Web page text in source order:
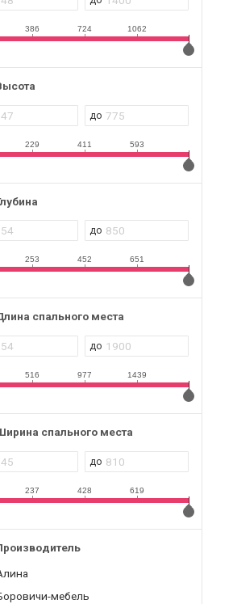
386 724 1062
229 411 593
253 452 651
спального места
516 977 1439
спального места
237 428 619
мебель